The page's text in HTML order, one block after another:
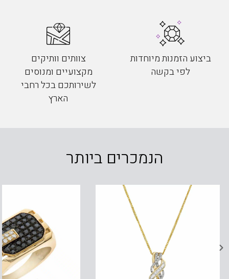
ביצוע הזמנות מיוחדות
לפי בקשה
צוותים וותיקים
מקצועיים ומנוסים
לשירותכם בכל רחבי
הארץ
הנמכרים ביותר